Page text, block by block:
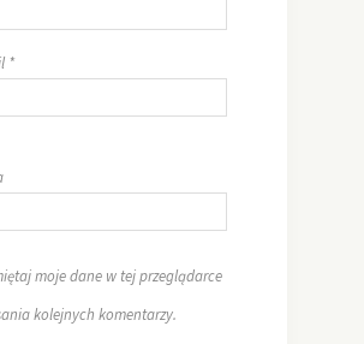
*
moje dane w tej przeglądarce
kolejnych komentarzy.